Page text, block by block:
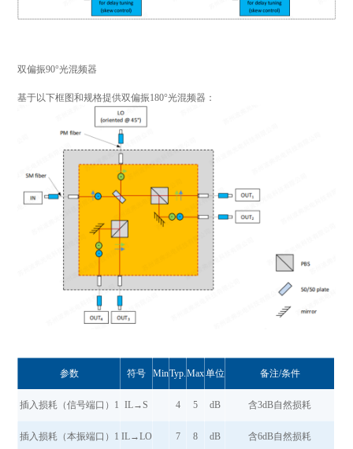
双偏振90°光混频器
基于以下框图和规格提供双偏振180°光混频器：
参数 符号 MinTyp.Max单位 备注/条件
插入损耗（信号端口）1 IL→S 4 5 dB 含3dB自然损耗
插入损耗（本振端口）1 IL→LO 7 8 dB 含6dB自然损耗